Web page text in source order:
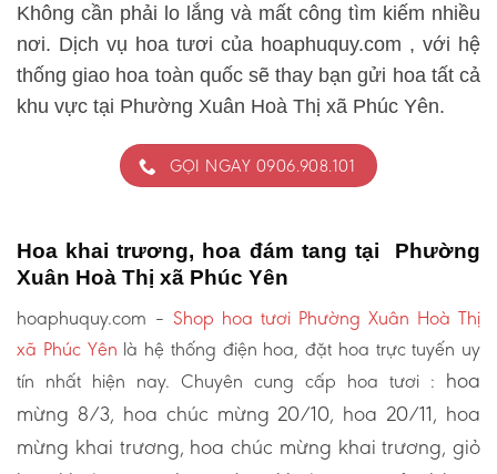
Không cần phải lo lắng và mất công tìm kiếm nhiều
nơi. Dịch vụ hoa tươi của hoaphuquy.com , với hệ
thống giao hoa toàn quốc sẽ thay bạn gửi hoa tất cả
khu vực tại Phường Xuân Hoà Thị xã Phúc Yên.
GỌI NGAY 0906.908.101
Hoa khai trương, hoa đám tang tại Phường
Xuân Hoà Thị xã Phúc Yên
hoaphuquy.com – Shop hoa tươi Phường Xuân Hoà Thị
xã Phúc Yên là hệ thống điện hoa, đặt hoa trực tuyến uy
tín nhất hiện nay. Chuyên cung cấp hoa tươi : hoa
mừng 8/3, hoa chúc mừng 20/10, hoa 20/11, hoa
mừng khai trương, hoa chúc mừng khai trương, giỏ